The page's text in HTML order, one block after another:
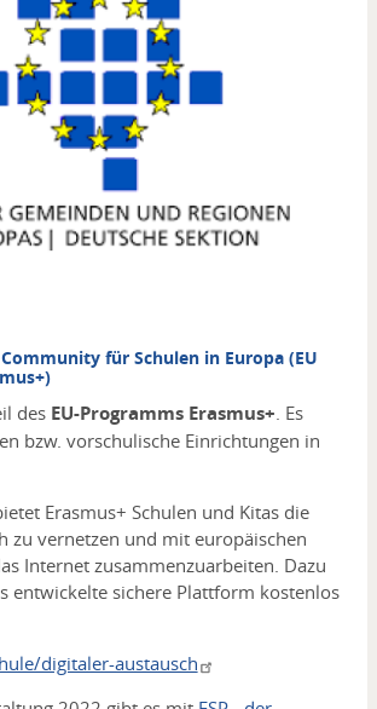
für Schulen in Europa (EU
des EU-Programms Erasmus+ . Es
bzw. vorschulische Einrichtungen in
Erasmus+ Schulen und Kitas die
zu vernetzen und mit europäischen
Internet zusammenzuarbeiten. Dazu
entwickelte sichere Plattform kostenlos
digitaler-austausch